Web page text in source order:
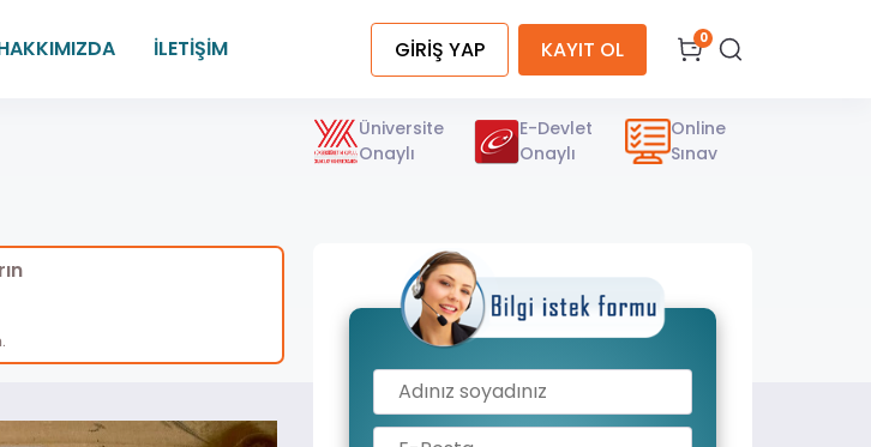
İLETİŞİM GİRİŞ YAP KAYIT OL 0
Üniversite
Onaylı
E-Devlet
Onaylı
Online
Sınav